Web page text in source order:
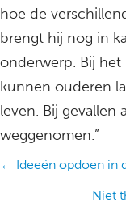
hoe de
brengt hij nog in
onderwerp. Bij
kunnen ouderen
leven. Bij gevallen
weggenomen.”
Posts
← Ideeën opdoen in
Niet